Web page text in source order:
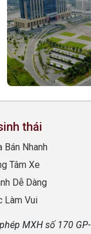
thái
Bán Nhanh
Tâm Xe
Dễ Dàng
Làm Vui
MXH số 170 GP-